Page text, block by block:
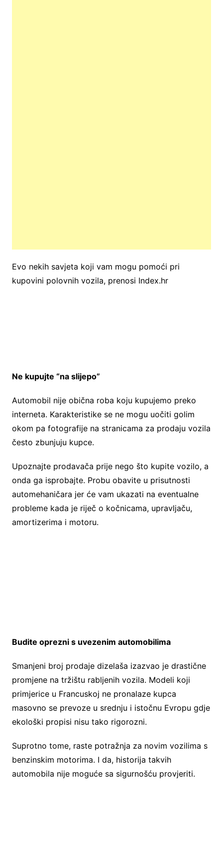
Evo nekih savjeta koji vam mogu pomoći pri
kupovini polovnih vozila, prenosi Index.hr
Ne kupujte “na slijepo”
Automobil nije obična roba koju kupujemo preko
interneta. Karakteristike se ne mogu uočiti golim
okom pa fotografije na stranicama za prodaju vozila
često zbunjuju kupce.
Upoznajte prodavača prije nego što kupite vozilo, a
onda ga isprobajte. Probu obavite u prisutnosti
automehaničara jer će vam ukazati na eventualne
probleme kada je riječ o kočnicama, upravljaču,
amortizerima i motoru.
Budite oprezni s uvezenim automobilima
Smanjeni broj prodaje dizelaša izazvao je drastične
promjene na tržištu rabljenih vozila. Modeli koji
primjerice u Francuskoj ne pronalaze kupca
masovno se prevoze u srednju i istočnu Evropu gdje
ekološki propisi nisu tako rigorozni.
Suprotno tome, raste potražnja za novim vozilima s
benzinskim motorima. I da, historija takvih
automobila nije moguće sa sigurnošću provjeriti.